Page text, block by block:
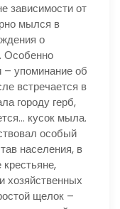
зависимости от
мылся в
о
Особенно
упоминание об
встречается в
городу герб,
кусок мыла.
особый
населения, в
хозяйственных
щелок –